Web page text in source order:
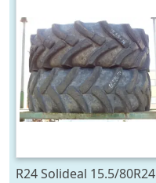
R24 Solideal 15.5/80R24